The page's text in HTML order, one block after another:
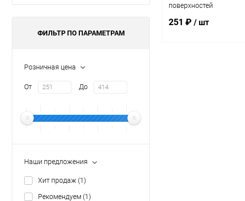
ФИЛЬТР ПО ПАРАМЕТРАМ
Розничная цена
От До
Наши предложения
Хит продаж (1)
Рекомендуем (1)
поверхностей
251 ₽ / шт